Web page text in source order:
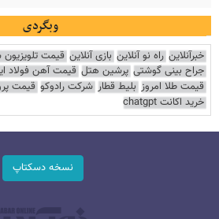
وبگردی
خبرآنلاین راه نو آنلاین بازی آنلاین قیمت
جراح بینی گوشتی پرشین هتل قیمت آهن فولاد
قیمت طلا امروز بلیط قطار شرکت رادوکو قیمت
خرید اکانت chatgpt
نسخه دسکتاپ